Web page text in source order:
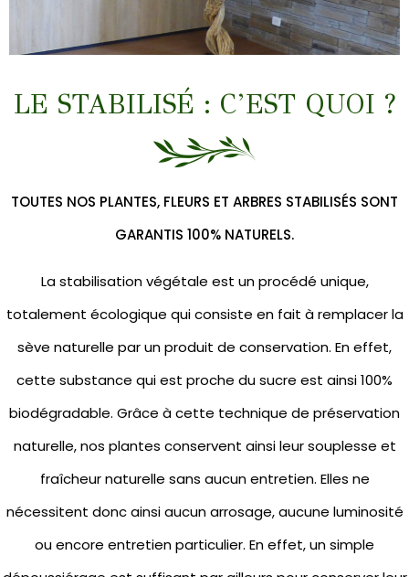
LE STABILISÉ : C’EST QUOI ?
TOUTES NOS PLANTES, FLEURS ET ARBRES STABILISÉS SONT
GARANTIS 100% NATURELS.
La stabilisation végétale est un procédé unique,
totalement écologique qui consiste en fait à remplacer la
sève naturelle par un produit de conservation. En effet,
cette substance qui est proche du sucre est ainsi 100%
biodégradable. Grâce à cette technique de préservation
naturelle, nos plantes conservent ainsi leur souplesse et
fraîcheur naturelle sans aucun entretien. Elles ne
nécessitent donc ainsi aucun arrosage, aucune luminosité
ou encore entretien particulier. En effet, un simple